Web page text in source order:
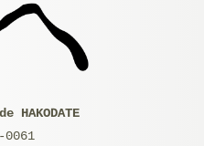
HAKODATE
0061